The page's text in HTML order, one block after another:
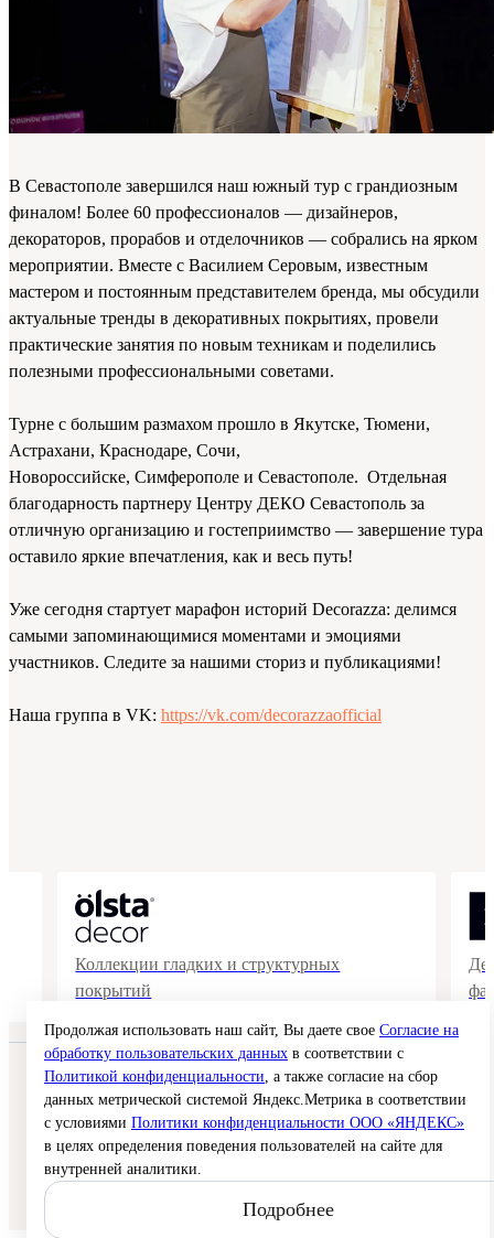
В Севастополе завершился наш южный тур с грандиозным
финалом! Более 60 профессионалов — дизайнеров,
декораторов, прорабов и отделочников — собрались на ярком
мероприятии. Вместе с Василием Серовым, известным
мастером и постоянным представителем бренда, мы обсудили
актуальные тренды в декоративных покрытиях, провели
практические занятия по новым техникам и поделились
полезными профессиональными советами.
Турне с большим размахом прошло в Якутске, Тюмени,
Астрахани, Краснодаре, Сочи,
Новороссийске, Симферополе и Севастополе. Отдельная
благодарность партнеру Центру ДЕКО Севастополь за
отличную организацию и гостеприимство — завершение тура
оставило яркие впечатления, как и весь путь!
Уже сегодня стартует марафон историй Decorazza: делимся
самыми запоминающимися моментами и эмоциями
участников. Следите за нашими сториз и публикациями!
Наша группа в VK: https://vk.com/decorazzaofficial
Коллекции гладких и структурных
покрытий
© 2026 Interra Deco Group
Политика конфиденциальности
Согласие на обработку персональных данных
Публичная оферта
Карта сайта
Продолжая использовать наш сайт, Вы даете свое Согласие на
обработку пользовательских данных в соответствии с
Политикой конфиденциальности, а также согласие на сбор
данных метрической системой Яндекс.Метрика в соответствии
с условиями Политики конфиденциальности ООО «ЯНДЕКС»
в целях определения поведения пользователей на сайте для
внутренней аналитики.
Подробнее